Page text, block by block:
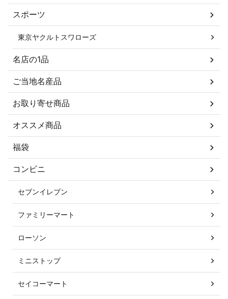
スポーツ
東京ヤクルトスワローズ
名店の1品
ご当地名産品
お取り寄せ商品
オススメ商品
福袋
コンビニ
セブンイレブン
ファミリーマート
ローソン
ミニストップ
セイコーマート